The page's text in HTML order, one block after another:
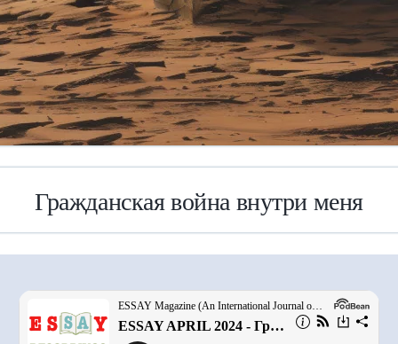
Гражданская война внутри меня